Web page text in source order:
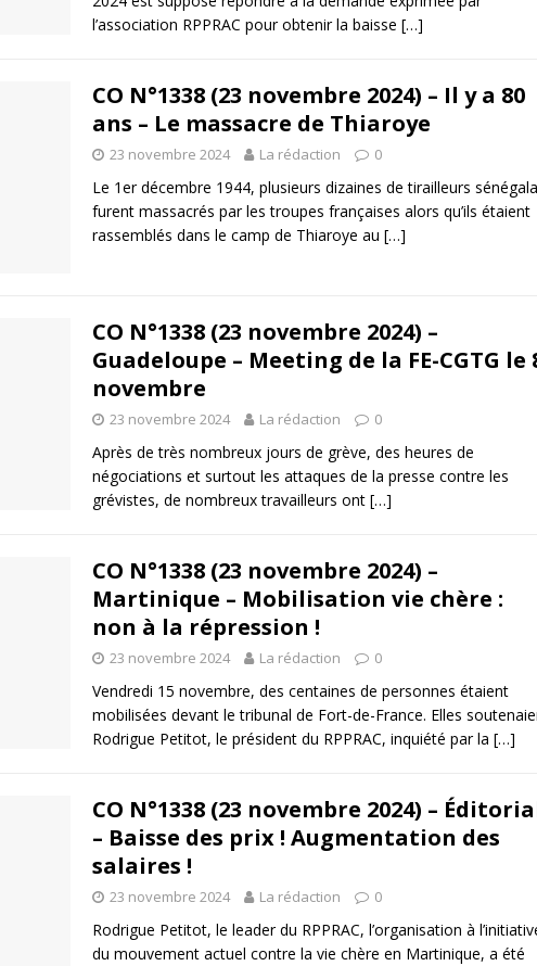
l’association RPPRAC pour obtenir la baisse […]
CO N°1338 (23 novembre 2024) – Il y a 80
ans – Le massacre de Thiaroye
23 novembre 2024 La rédaction 0
Le 1er décembre 1944, plusieurs dizaines de tirailleurs
furent massacrés par les troupes françaises alors qu’ils étaient
rassemblés dans le camp de Thiaroye au […]
CO N°1338 (23 novembre 2024) –
Guadeloupe – Meeting de la FE-CGTG le
novembre
23 novembre 2024 La rédaction 0
Après de très nombreux jours de grève, des heures de
négociations et surtout les attaques de la presse contre les
grévistes, de nombreux travailleurs ont […]
CO N°1338 (23 novembre 2024) –
Martinique – Mobilisation vie chère :
non à la répression !
23 novembre 2024 La rédaction 0
Vendredi 15 novembre, des centaines de personnes étaient
mobilisées devant le tribunal de Fort-de-France. Elles
Rodrigue Petitot, le président du RPPRAC, inquiété par la […]
CO N°1338 (23 novembre 2024) –
– Baisse des prix ! Augmentation des
salaires !
23 novembre 2024 La rédaction 0
Rodrigue Petitot, le leader du RPPRAC, l’organisation à
du mouvement actuel contre la vie chère en Martinique, a été